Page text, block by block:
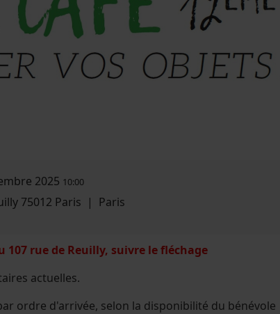
2025 10:00
75012 Paris | Paris
107 rue de Reuilly, suivre le fléchage
actuelles.
ordre d'arrivée, selon la disponibilité du bénévole